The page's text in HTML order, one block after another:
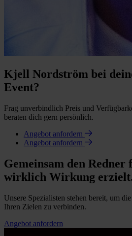
Kjell Nordström bei
Event?
Frag unverbindlich Preis und
beraten dich gern persönlich.
Angebot anfordern
Angebot anfordern
Gemeinsam den Redner
wirklich Wirkung
Unsere Spezialisten stehen bereit, um
Ihren Zielen zu verbinden.
Angebot anfordern